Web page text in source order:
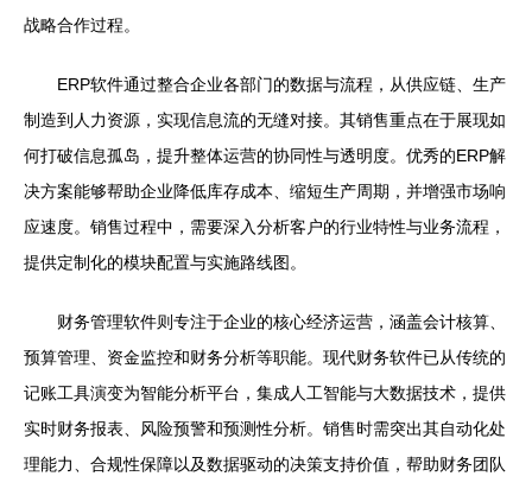
战略合作过程。
ERP软件通过整合企业各部门的数据与流程，从供应链、生产
制造到人力资源，实现信息流的无缝对接。其销售重点在于展现如
何打破信息孤岛，提升整体运营的协同性与透明度。优秀的ERP解
决方案能够帮助企业降低库存成本、缩短生产周期，并增强市场响
应速度。销售过程中，需要深入分析客户的行业特性与业务流程，
提供定制化的模块配置与实施路线图。
财务管理软件则专注于企业的核心经济运营，涵盖会计核算、
预算管理、资金监控和财务分析等职能。现代财务软件已从传统的
记账工具演变为智能分析平台，集成人工智能与大数据技术，提供
实时财务报表、风险预警和预测性分析。销售时需突出其自动化处
理能力、合规性保障以及数据驱动的决策支持价值，帮助财务团队